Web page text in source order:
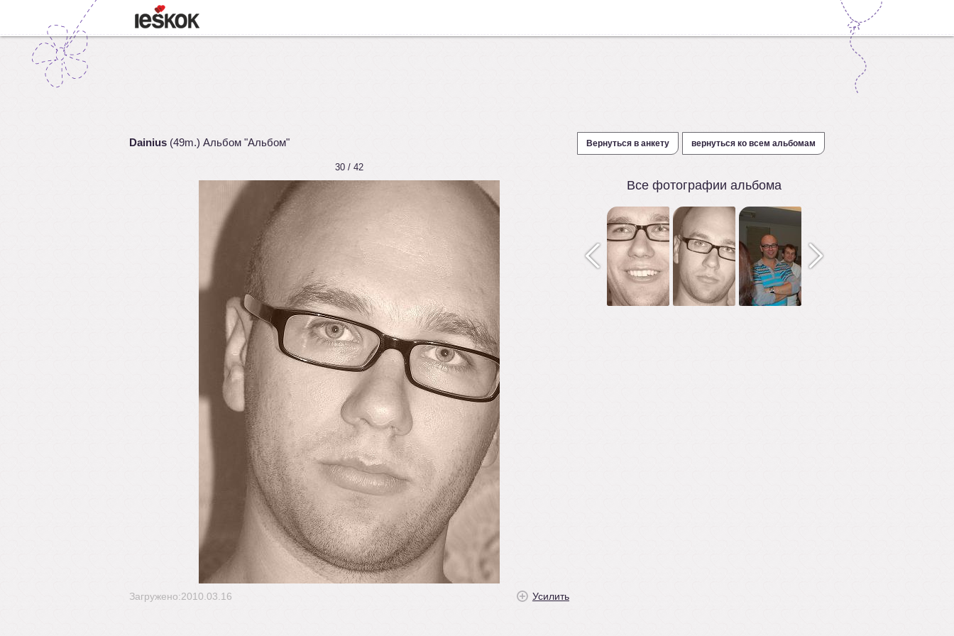
Dainius (49m.) Альбом "Альбом" Вернуться в анкету вернуться ко всем альбомам
30 / 42
Загружено:2010.03.16 Усилить
Все фотографии альбома